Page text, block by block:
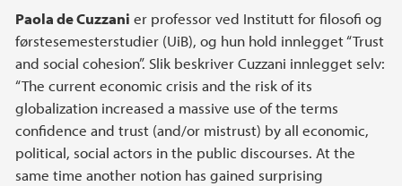
Paola de Cuzzani er professor ved Institutt for filosofi og
førstesemesterstudier (UiB), og hun hold innlegget “Trust
and social cohesion”. Slik beskriver Cuzzani innlegget selv:
“The current economic crisis and the risk of its
globalization increased a massive use of the terms
confidence and trust (and/or mistrust) by all economic,
political, social actors in the public discourses. At the
same time another notion has gained surprising